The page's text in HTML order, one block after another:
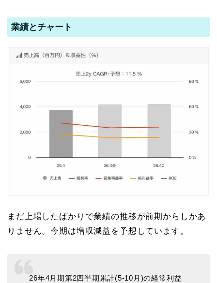
業績とチャート
まだ上場したばかりで業績の推移が前期からしかあ
りません。今期は増収減益を予想しています。
26年4月期第2四半期累計(5-10月)の経常利益